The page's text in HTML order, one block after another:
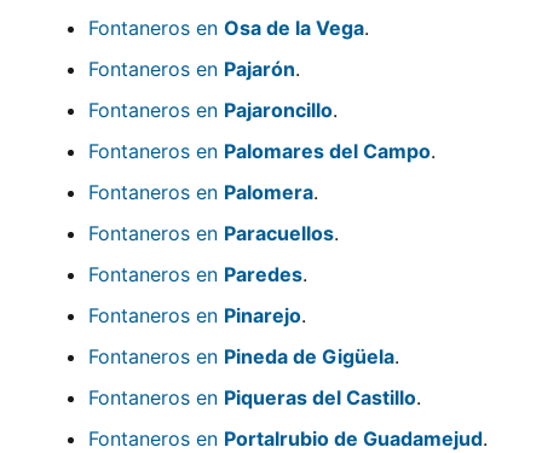
Fontaneros en Osa de la Vega.
Fontaneros en Pajarón.
Fontaneros en Pajaroncillo.
Fontaneros en Palomares del Campo.
Fontaneros en Palomera.
Fontaneros en Paracuellos.
Fontaneros en Paredes.
Fontaneros en Pinarejo.
Fontaneros en Pineda de Gigüela.
Fontaneros en Piqueras del Castillo.
Fontaneros en Portalrubio de Guadamejud.